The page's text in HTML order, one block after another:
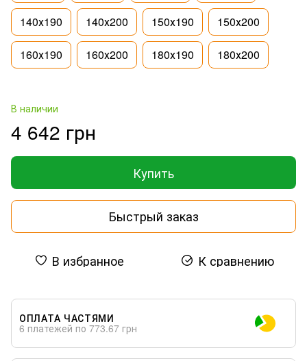
140х190 140х200 150х190 150х200
160х190 160х200 180х190 180х200
В наличии
4 642 грн
Купить
Быстрый заказ
В избранное К сравнению
ОПЛАТА ЧАСТЯМИ
6 платежей по 773.67 грн